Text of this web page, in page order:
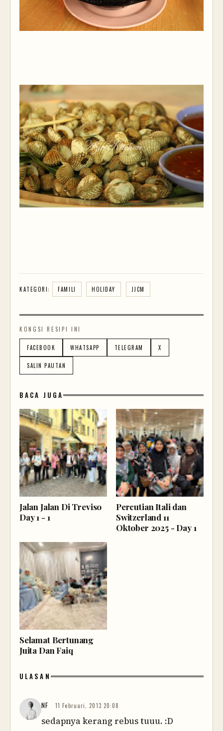
KATEGORI: FAMILI HOLIDAY JJCM
KONGSI RESIPI INI
FACEBOOK WHATSAPP TELEGRAM X
SALIN PAUTAN
BACA JUGA
Jalan Jalan Di Treviso
Day 1 - 1
Percutian Itali dan
Switzerland 11
Oktober 2025 - Day 1
Selamat Bertunang
Juita Dan Faiq
ULASAN
NF 11 Februari, 2013 20:08
sedapnya kerang rebus tuuu. :D